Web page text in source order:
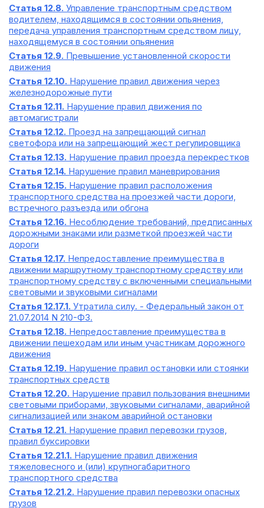
Статья 12.8. Управление транспортным средством
водителем, находящимся в состоянии опьянения,
передача управления транспортным средством лицу,
находящемуся в состоянии опьянения
Статья 12.9. Превышение установленной скорости
движения
Статья 12.10. Нарушение правил движения через
железнодорожные пути
Статья 12.11. Нарушение правил движения по
автомагистрали
Статья 12.12. Проезд на запрещающий сигнал
светофора или на запрещающий жест регулировщика
Статья 12.13. Нарушение правил проезда перекрестков
Статья 12.14. Нарушение правил маневрирования
Статья 12.15. Нарушение правил расположения
транспортного средства на проезжей части дороги,
встречного разъезда или обгона
Статья 12.16. Несоблюдение требований, предписанных
дорожными знаками или разметкой проезжей части
дороги
Статья 12.17. Непредоставление преимущества в
движении маршрутному транспортному средству или
транспортному средству с включенными специальными
световыми и звуковыми сигналами
Статья 12.17.1. Утратила силу. - Федеральный закон от
21.07.2014 N 210-ФЗ.
Статья 12.18. Непредоставление преимущества в
движении пешеходам или иным участникам дорожного
движения
Статья 12.19. Нарушение правил остановки или стоянки
транспортных средств
Статья 12.20. Нарушение правил пользования внешними
световыми приборами, звуковыми сигналами, аварийной
сигнализацией или знаком аварийной остановки
Статья 12.21. Нарушение правил перевозки грузов,
правил буксировки
Статья 12.21.1. Нарушение правил движения
тяжеловесного и (или) крупногабаритного
транспортного средства
Статья 12.21.2. Нарушение правил перевозки опасных
грузов